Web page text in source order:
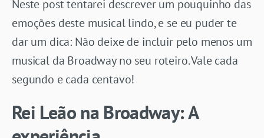
Neste post tentarei descrever um pouquinho das
emoções deste musical lindo, e se eu puder te
dar um dica: Não deixe de incluir pelo menos um
musical da Broadway no seu roteiro. Vale cada
segundo e cada centavo!
Rei Leão na Broadway: A